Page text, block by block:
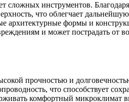
сложных инструментов.
что облегчает
архитектурные формы и
и может пострадать от
прочностью и
что способствует
комфортный микроклимат